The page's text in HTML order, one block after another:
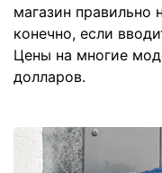
магазин правильно
конечно, если
Цены на многие
долларов.